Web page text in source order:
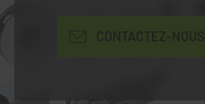
CONTACTEZ-NOUS